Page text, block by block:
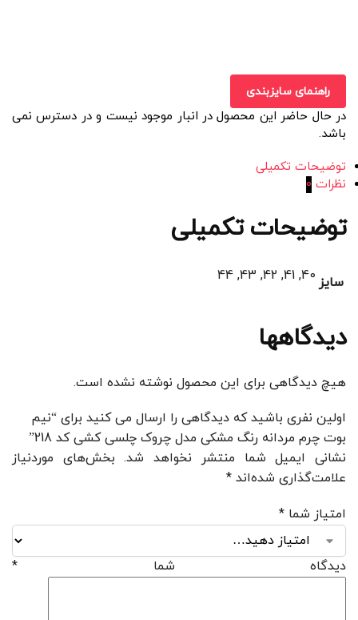
راهنمای سایزبندی
در حال حاضر این محصول در انبار موجود نیست و در دسترس نمی
باشد.
توضیحات تکمیلی
نظرات 0
توضیحات تکمیلی
سایز 40, 41, 42, 43, 44
دیدگاهها
هیچ دیدگاهی برای این محصول نوشته نشده است.
اولین نفری باشید که دیدگاهی را ارسال می کنید برای “نیم
بوت چرم مردانه رنگ مشکی مدل چروک چلسی کشی کد 218”
نشانی ایمیل شما منتشر نخواهد شد. بخش‌های موردنیاز
علامت‌گذاری شده‌اند *
امتیاز شما *
دیدگاه شما *